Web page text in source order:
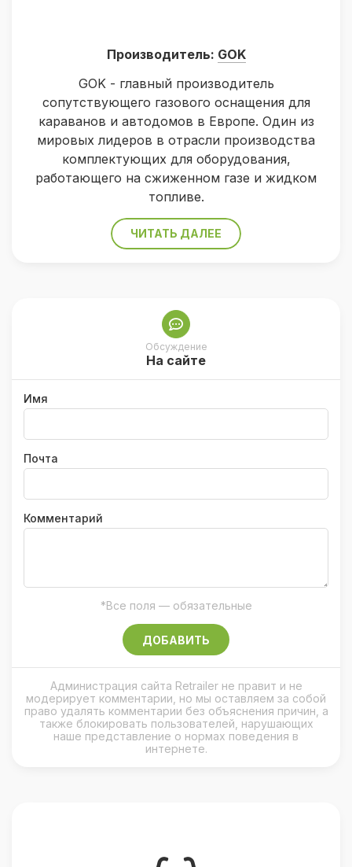
Производитель: GOK
GOK - главный производитель
сопутствующего газового оснащения для
караванов и автодомов в Европе. Один из
мировых лидеров в отрасли производства
комплектующих для оборудования,
работающего на сжиженном газе и жидком
топливе.
ЧИТАТЬ ДАЛЕЕ
Обсуждение
На сайте
Имя
Почта
Комментарий
*Все поля — обязательные
ДОБАВИТЬ
Администрация сайта Retrailer не правит и не
модерирует комментарии, но мы оставляем за собой
право удалять комментарии без объяснения причин, а
также блокировать пользователей, нарушающих
наше представление о нормах поведения в
интернете.